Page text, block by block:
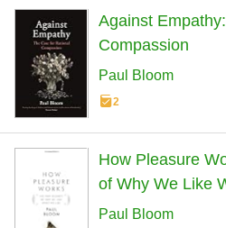
Against
Compassion
Paul Bloom
2
How Pleasure
of Why We Like
Paul Bloom